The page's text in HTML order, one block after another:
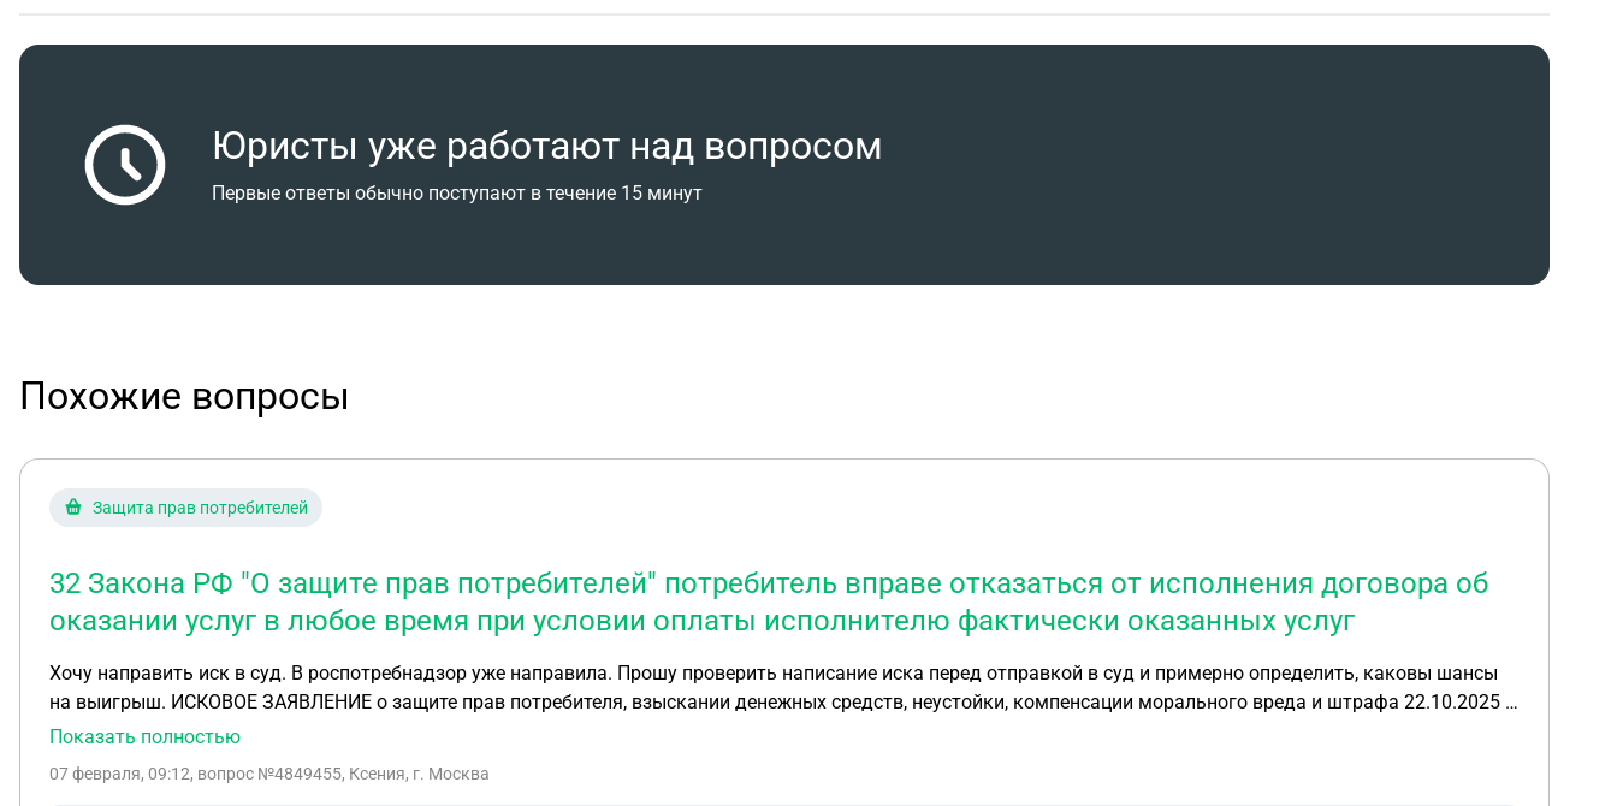
Юристы уже работают над вопросом
Первые ответы обычно поступают в течение 15 минут
Похожие вопросы
Защита прав потребителей
32 Закона РФ "О защите прав потребителей" потребитель вправе отказаться от исполнения договора об
оказании услуг в любое время при условии оплаты исполнителю фактически оказанных услуг
Хочу направить иск в суд. В роспотребнадзор уже направила. Прошу проверить написание иска перед отправкой в суд и примерно определить, каковы шансы
на выигрыш. ИСКОВОЕ ЗАЯВЛЕНИЕ о защите прав потребителя, взыскании денежных средств, неустойки, компенсации морального вреда и штрафа 22.10.2025 г.
между ФИО (далее – Истец) и ИП ФИО (далее – Ответчик) был заключён договор №2201 на оказание платных образовательных услуг. Стоимость обучения
для личных целей, в связи с чем к спорным правоотношениям подлежит применению Закон РФ «О защите прав потребителей». В день начала обучения —
Показать полностью
07 февраля, 09:12, вопрос №4849455, Ксения, г. Москва